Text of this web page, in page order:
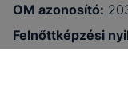
OM azonosító:
Felnőttképzési